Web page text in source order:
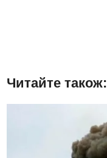
Читайте також: